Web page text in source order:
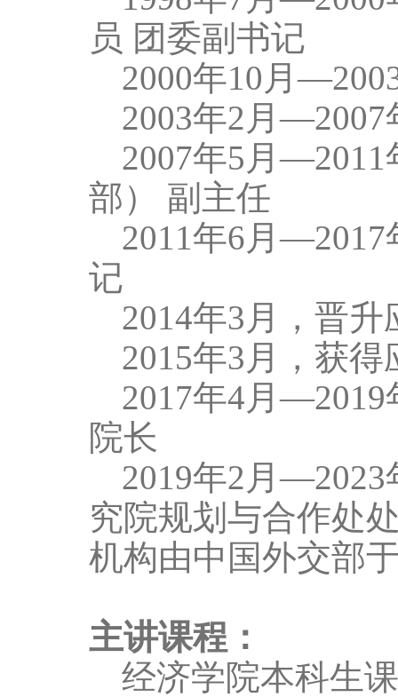
员 团委副书记
2000年10 月—
2003年2 月—2007
2007年5 月—2011
部）
副主任
2011年6月—2017
记
2014年3 月，晋
2015年3 月，获
2017年4月—2019
院长
2019年2 月—2023
究院规划与合作处
机构由中国外交部
主讲课程：
经济学院本科生